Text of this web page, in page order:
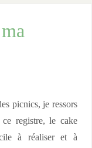
picnics, je ressors
registre, le cake
à réaliser et à